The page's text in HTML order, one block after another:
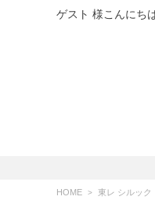
ゲスト 様こんにち
HOME 東レ シルック